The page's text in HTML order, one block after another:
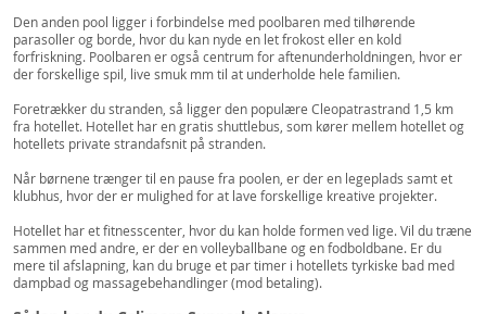
Den anden pool ligger i forbindelse med poolbaren med tilhørende
parasoller og borde, hvor du kan nyde en let frokost eller en kold
forfriskning. Poolbaren er også centrum for aftenunderholdningen, hvor er
der forskellige spil, live smuk mm til at underholde hele familien.
Foretrækker du stranden, så ligger den populære Cleopatrastrand 1,5 km
fra hotellet. Hotellet har en gratis shuttlebus, som kører mellem hotellet og
hotellets private strandafsnit på stranden.
Når børnene trænger til en pause fra poolen, er der en legeplads samt et
klubhus, hvor der er mulighed for at lave forskellige kreative projekter.
Hotellet har et fitnesscenter, hvor du kan holde formen ved lige. Vil du træne
sammen med andre, er der en volleyballbane og en fodboldbane. Er du
mere til afslapning, kan du bruge et par timer i hotellets tyrkiske bad med
dampbad og massagebehandlinger (mod betaling).